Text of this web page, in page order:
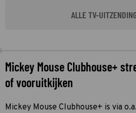
ALLE TV-
Mickey Mouse Clubhouse+
of vooruitkijken
Mickey Mouse Clubhouse+ is via